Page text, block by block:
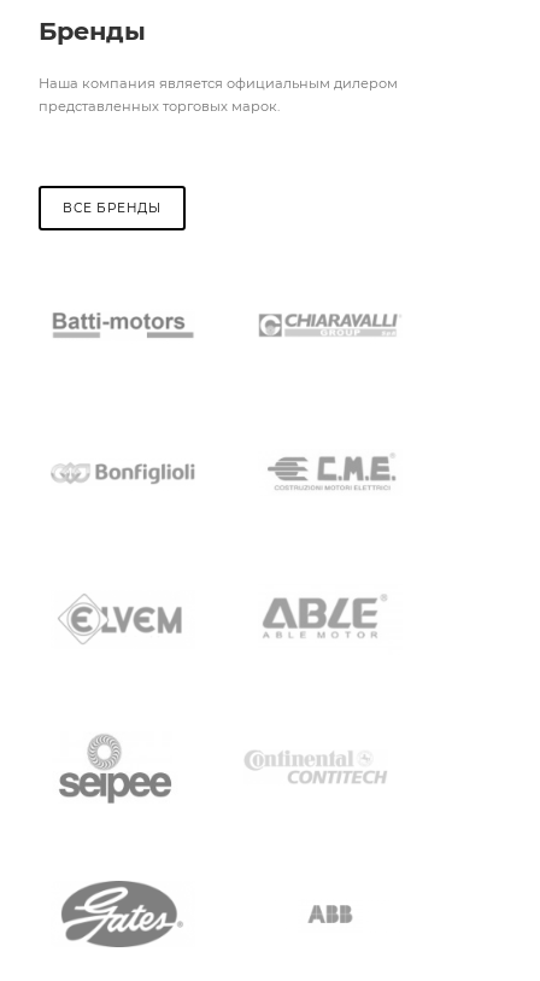
Бренды
Наша компания является официальным дилером
представленных торговых марок.
ВСЕ БРЕНДЫ